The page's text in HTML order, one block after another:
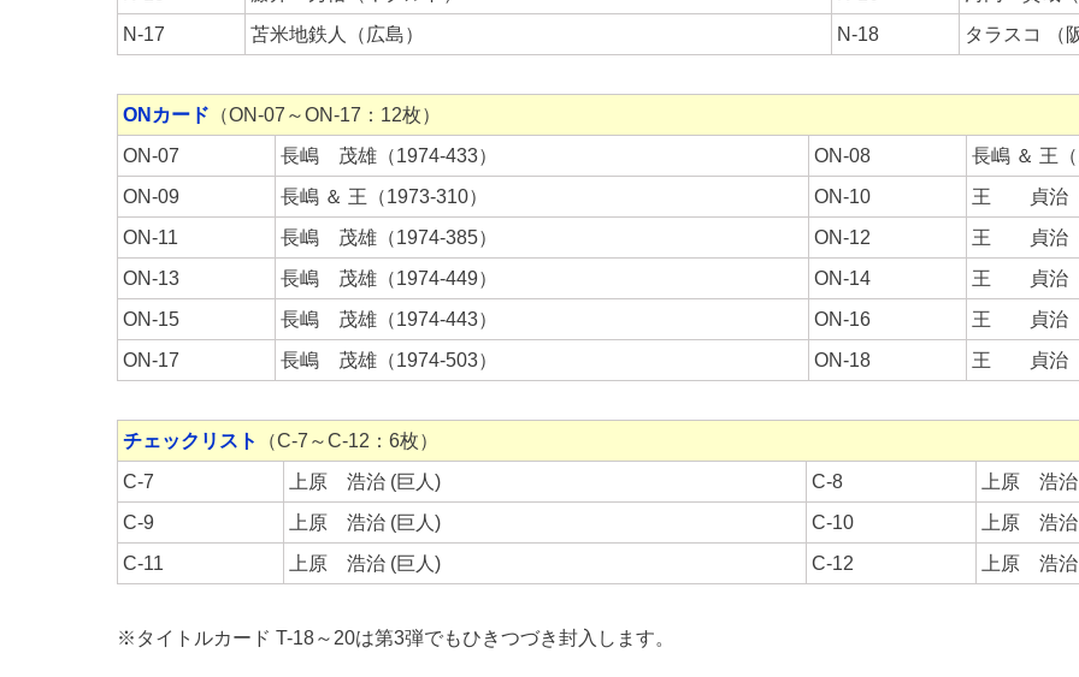
N-17
苫米地鉄人（広島） N-18 タラスコ （
ONカード （ON-07～ON-17：12枚）
ON-07
長嶋 茂雄（1974-433） ON-08
長嶋 ＆ 王（
ON-09
長嶋 ＆ 王（1973-310） ON-10
王 貞治（
ON-11
長嶋 茂雄（1974-385） ON-12
王 貞治（
ON-13
長嶋 茂雄（1974-449） ON-14
王 貞治（
ON-15
長嶋 茂雄（1974-443） ON-16
王 貞治（
ON-17
長嶋 茂雄（1974-503） ON-18 王 貞治（
チェックリスト
（C-7～C-12：6枚）
C-7
上原 浩治 (巨人) C-8
上原 浩
C-9
上原 浩治 (巨人) C-10
上原 浩
C-11
上原 浩治 (巨人) C-12 上原 浩
※タイトルカード T-18～20は第3弾でもひきつづき封入します。